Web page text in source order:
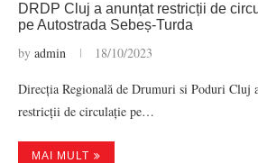
DRDP Cluj a anunțat restricții de
pe Autostrada Sebeș-Turda
by admin 18/10/2023
Direcția Regională de Drumuri si Poduri Cluj
restricții de circulație pe…
MAI MULT